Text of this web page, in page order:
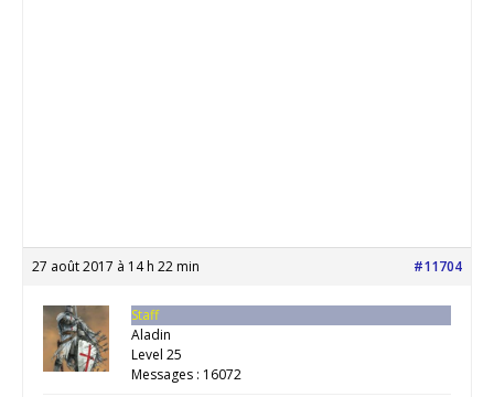
27 août 2017 à 14 h 22 min #11704
Staff
Aladin
Level 25
Messages : 16072